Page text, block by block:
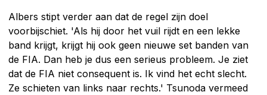
Albers stipt verder aan dat de regel zijn doel
voorbijschiet. 'Als hij door het vuil rijdt en een lekke
band krijgt, krijgt hij ook geen nieuwe set banden van
de FIA. Dan heb je dus een serieus probleem. Je ziet
dat de FIA niet consequent is. Ik vind het echt slecht.
Ze schieten van links naar rechts.' Tsunoda vermeed